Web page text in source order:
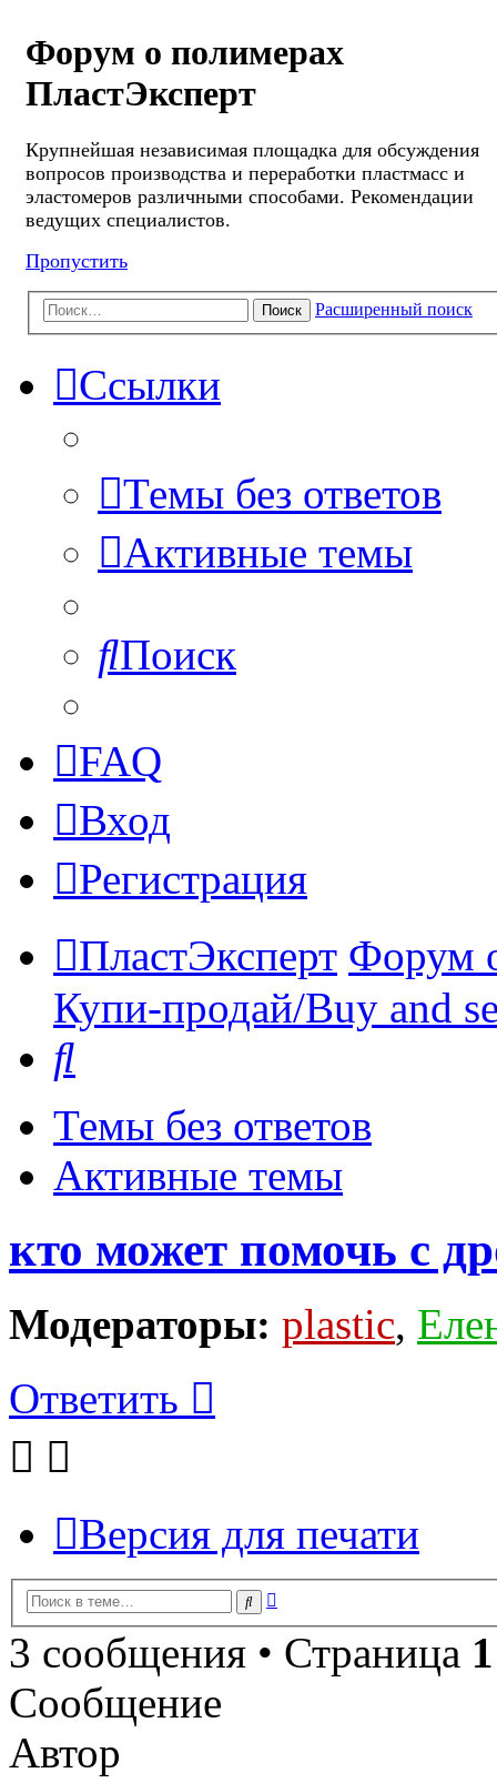
Форум о полимерах
ПластЭксперт
Крупнейшая независимая площадка для обсуждения
вопросов производства и переработки пластмасс и
эластомеров различными способами. Рекомендации
ведущих специалистов.
Пропустить
Поиск Расширенный поиск
Ссылки
Темы без ответов
Активные темы
Поиск
FAQ
Вход
Регистрация
ПластЭксперт Форум
Купи-продай/Buy and
Темы без ответов
Активные темы
кто может помочь с
Модераторы: plastic,
Ответить
Версия для печати
Поиск
3 сообщения • Страница 1
Сообщение
Автор